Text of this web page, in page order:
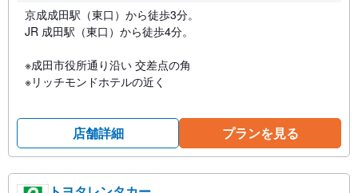
京成成田駅（東口）から徒歩3分。
JR 成田駅（東口）から徒歩4分。
※成田市役所通り沿い 交差点の角
※リッチモンドホテルの近く
店舗詳細 プランを見る